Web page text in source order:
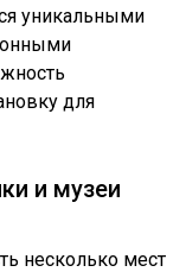
уникальными
для
и музеи
несколько мест